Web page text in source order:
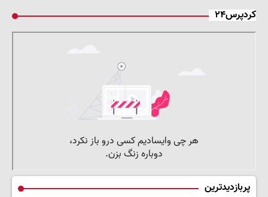
کردپرس۲۴
پربازدیدترین